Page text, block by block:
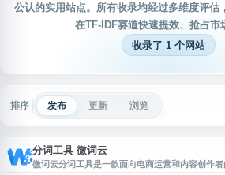
公认的实用站点。所有收录均经过多维度评估
在TF-IDF赛道快速提效、抢占市
收录了 1 个网站
排序 发布 更新 浏览
分词工具 微词云
微词云分词工具是一款面向电商运营和内容创作